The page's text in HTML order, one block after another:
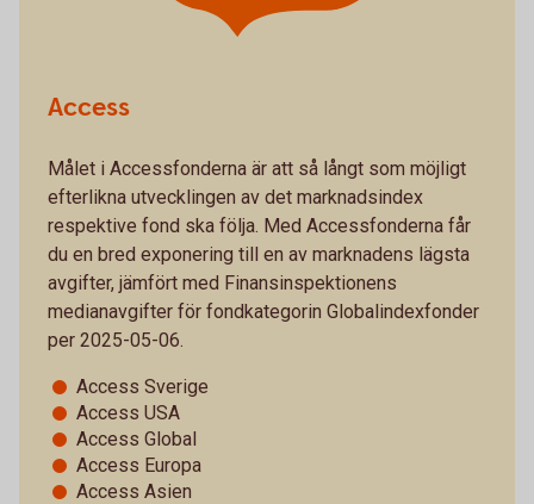
Access
Målet i Accessfonderna är att så långt som möjligt
efterlikna utvecklingen av det marknadsindex
respektive fond ska följa. Med Accessfonderna får
du en bred exponering till en av marknadens lägsta
avgifter, jämfört med Finansinspektionens
medianavgifter för fondkategorin Globalindexfonder
per 2025-05-06.
Access Sverige
Access USA
Access Global
Access Europa
Access Asien